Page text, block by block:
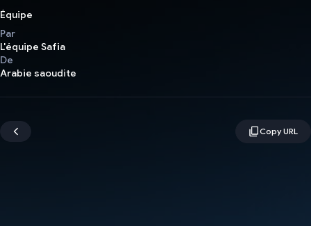
Équipe
Par
L'équipe Safia
De
Arabie saoudite